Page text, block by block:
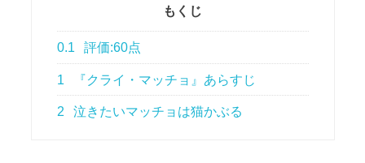
もくじ
0.1 評価:60点
1 『クライ・マッチョ』あらすじ
2 泣きたいマッチョは猫かぶる